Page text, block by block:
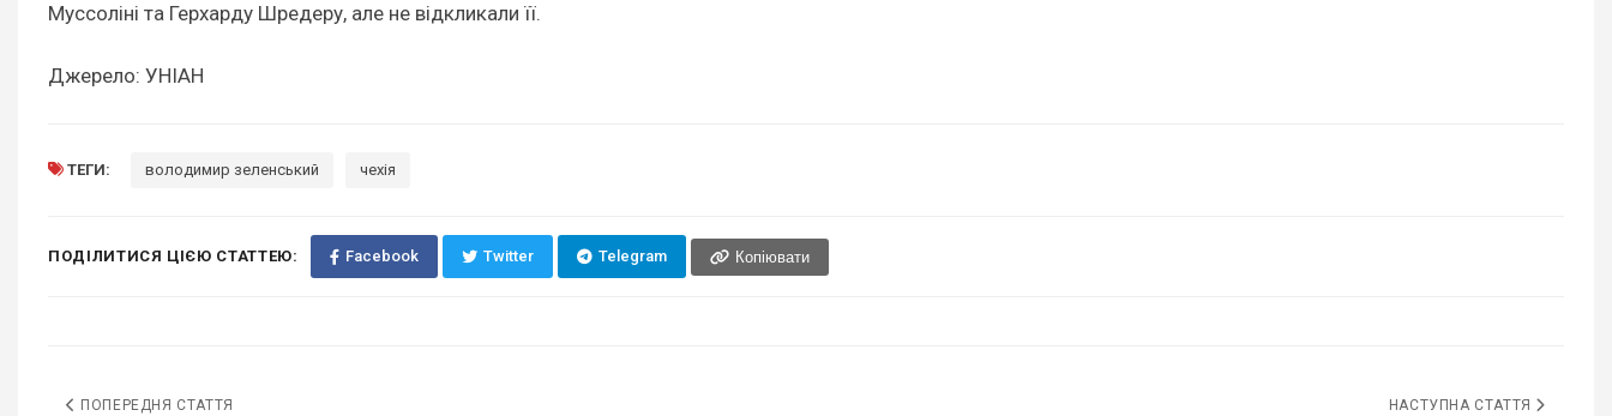
Муссоліні та Герхарду Шредеру, але не відкликали її.
Джерело: УНІАН
ТЕГИ: володимир зеленський чехія
ПОДІЛИТИСЯ ЦІЄЮ СТАТТЕЮ: Facebook Twitter Telegram Копіювати
ПОПЕРЕДНЯ СТАТТЯ НАСТУПНА СТАТТЯ